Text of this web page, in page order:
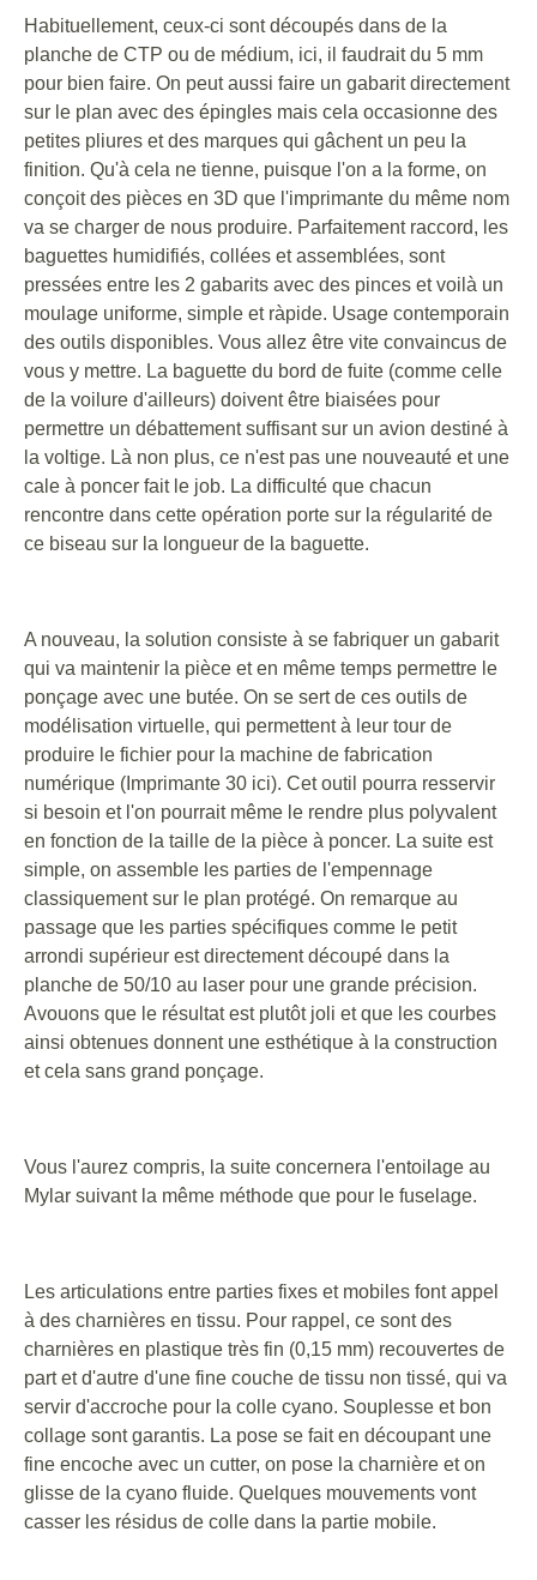
Habituellement, ceux-ci sont découpés dans de la
planche de CTP ou de médium, ici, il faudrait du 5 mm
pour bien faire. On peut aussi faire un gabarit directement
sur le plan avec des épingles mais cela occasionne des
petites pliures et des marques qui gâchent un peu la
finition. Qu'à cela ne tienne, puisque l'on a la forme, on
conçoit des pièces en 3D que l'imprimante du même nom
va se charger de nous produire. Parfaitement raccord, les
baguettes humidifiés, collées et assemblées, sont
pressées entre les 2 gabarits avec des pinces et voilà un
moulage uniforme, simple et ràpide. Usage contemporain
des outils disponibles. Vous allez être vite convaincus de
vous y mettre. La baguette du bord de fuite (comme celle
de la voilure d'ailleurs) doivent être biaisées pour
permettre un débattement suffisant sur un avion destiné à
la voltige. Là non plus, ce n'est pas une nouveauté et une
cale à poncer fait le job. La difficulté que chacun
rencontre dans cette opération porte sur la régularité de
ce biseau sur la longueur de la baguette.
A nouveau, la solution consiste à se fabriquer un gabarit
qui va maintenir la pièce et en même temps permettre le
ponçage avec une butée. On se sert de ces outils de
modélisation virtuelle, qui permettent à leur tour de
produire le fichier pour la machine de fabrication
numérique (Imprimante 30 ici). Cet outil pourra resservir
si besoin et l'on pourrait même le rendre plus polyvalent
en fonction de la taille de la pièce à poncer. La suite est
simple, on assemble les parties de l'empennage
classiquement sur le plan protégé. On remarque au
passage que les parties spécifiques comme le petit
arrondi supérieur est directement découpé dans la
planche de 50/10 au laser pour une grande précision.
Avouons que le résultat est plutôt joli et que les courbes
ainsi obtenues donnent une esthétique à la construction
et cela sans grand ponçage.
Vous l'aurez compris, la suite concernera l'entoilage au
Mylar suivant la même méthode que pour le fuselage.
Les articulations entre parties fixes et mobiles font appel
à des charnières en tissu. Pour rappel, ce sont des
charnières en plastique très fin (0,15 mm) recouvertes de
part et d'autre d'une fine couche de tissu non tissé, qui va
servir d'accroche pour la colle cyano. Souplesse et bon
collage sont garantis. La pose se fait en découpant une
fine encoche avec un cutter, on pose la charnière et on
glisse de la cyano fluide. Quelques mouvements vont
casser les résidus de colle dans la partie mobile.